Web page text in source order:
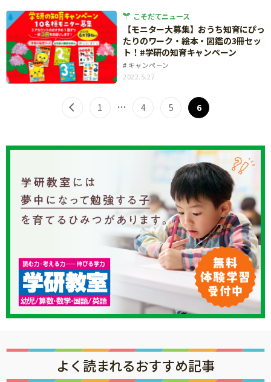
「こそだてまっぷ」とは
サイトのご利⽤にあたって
お問い合わせ
こそだてニュース
【モニター大募集】おうち知育にぴっ
たりのワーク・絵本・図鑑の3冊セッ
ト！#学研の知育キャンペーン
キャンペーン
2022.5.27
1 … 4 5 6
よく読まれるおすすめ記事